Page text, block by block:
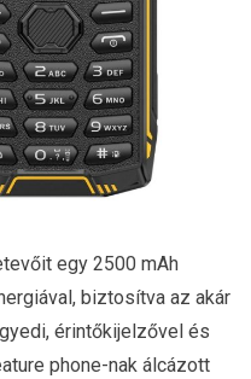
egy 2500 mAh
biztosítva az akár
érintőkijelzővel és
phone-nak álcázott